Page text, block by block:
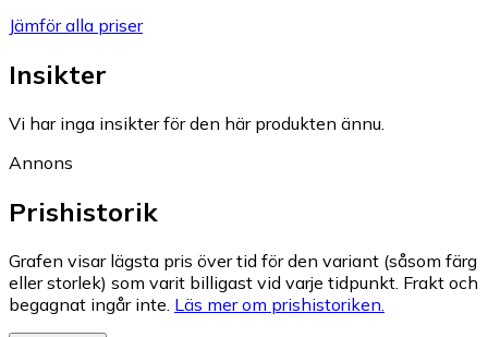
Jämför alla priser
Insikter
Vi har inga insikter för den här produkten ännu.
Annons
Prishistorik
Grafen visar lägsta pris över tid för den variant (såsom färg
eller storlek) som varit billigast vid varje tidpunkt. Frakt och
begagnat ingår inte. Läs mer om prishistoriken.